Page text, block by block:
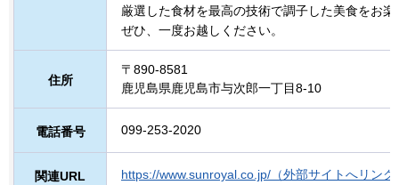
厳選した食材を最高の技術で調子した美食をお
ぜひ、一度お越しください。
住所
〒890-8581
鹿児島県鹿児島市与次郎一丁目8-10
電話番号 099-253-2020
関連URL https://www.sunroyal.co.jp/（外部サイトへリンク